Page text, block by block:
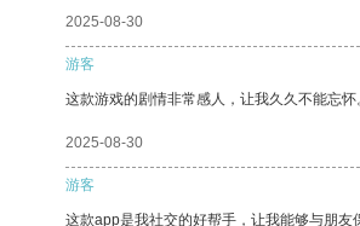
2025-08-30
游客
这款游戏的剧情非常感人，让我久久不能忘怀
2025-08-30
游客
这款app是我社交的好帮手，让我能够与朋友